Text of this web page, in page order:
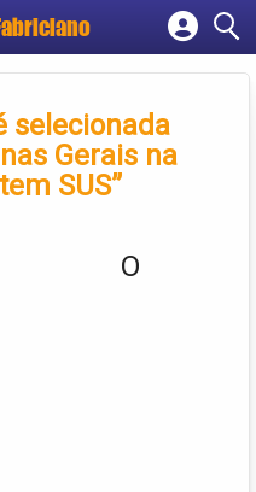
empresa
conta
selecionada
Gerais na
SUS”
O